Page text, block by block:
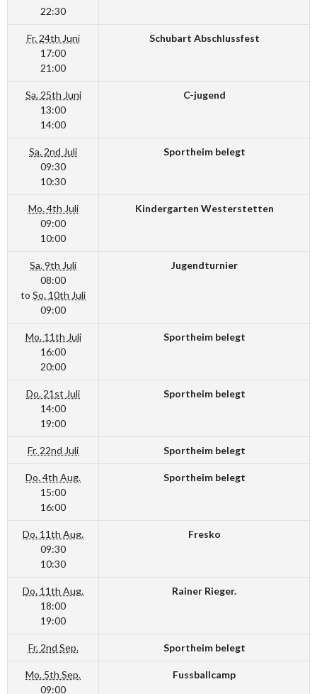
22:30
Fr. 24th Juni
17:00
21:00
Schubart Abschlussfest
Sa. 25th Juni
13:00
14:00
C-jugend
Sa. 2nd Juli
09:30
10:30
Sportheim belegt
Mo. 4th Juli
09:00
10:00
Kindergarten Westerstetten
Sa. 9th Juli
08:00
to So. 10th Juli
09:00
Jugendturnier
Mo. 11th Juli
16:00
20:00
Sportheim belegt
Do. 21st Juli
14:00
19:00
Sportheim belegt
Fr. 22nd Juli Sportheim belegt
Do. 4th Aug.
15:00
16:00
Sportheim belegt
Do. 11th Aug.
09:30
10:30
Fresko
Do. 11th Aug.
18:00
19:00
Rainer Rieger.
Fr. 2nd Sep. Sportheim belegt
Mo. 5th Sep.
09:00
Fussballcamp